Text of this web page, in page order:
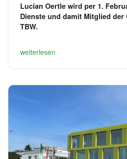
Lucian Oertle wird per 1.
Dienste und damit Mitglied
TBW.
weiterlesen